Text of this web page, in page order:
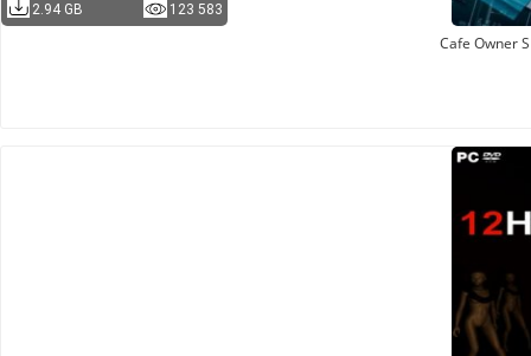
2.94 GB 123 583
Cafe Owner